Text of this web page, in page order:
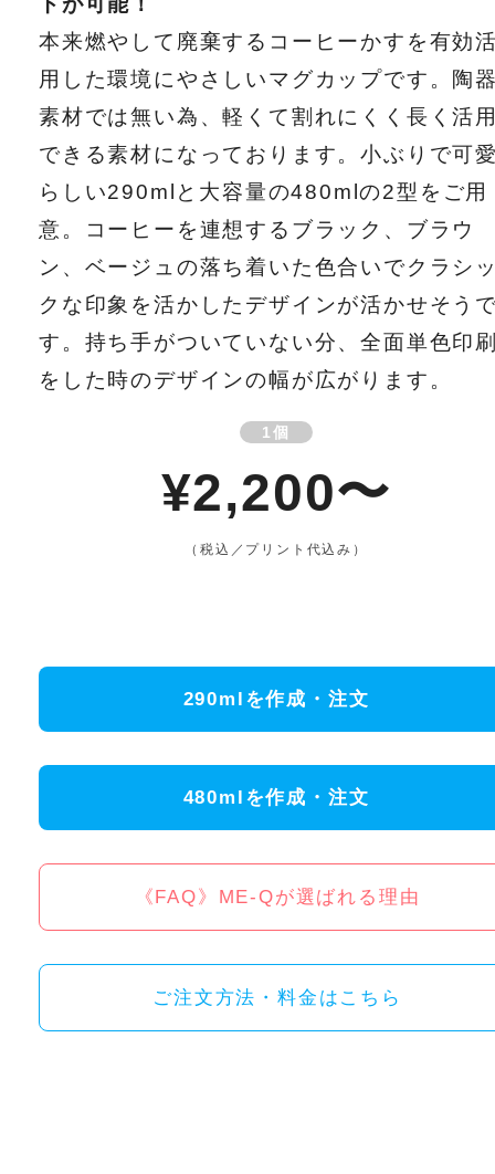
本来燃やして廃棄するコーヒーかすを有効
用した環境にやさしいマグカップです。陶
素材では無い為、軽くて割れにくく長く活
できる素材になっております。小ぶりで可
らしい290mlと大容量の480mlの2型をご用
意。コーヒーを連想するブラック、ブラウ
ン、ベージュの落ち着いた色合いでクラシ
クな印象を活かしたデザインが活かせそう
す。持ち手がついていない分、全面単色印
をした時のデザインの幅が広がります。
1個
¥2,200〜
（税込／プリント代込み）
290mlを作成・注文
480mlを作成・注文
《FAQ》ME-Qが選ばれる理由
ご注文方法・料金はこちら